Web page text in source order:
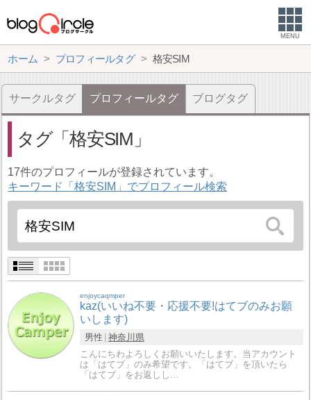
MENU
ホーム プロフィールタグ 格安SIM
サークルタグ プロフィールタグ ブログタグ
タグ 格安SIM
17件のプロフィールが登録されています。
キーワード「格安SIM」でプロフィール検索
enjoycaqmper
kaz(いいね不要・応援不要!はてブのみお願
いします)
男性 神奈川県
こんにちわよろしくお願いいたします。当アカウント
は「はてブ」のみ希望です。「はてブ」を頂いたら
「はてブ」をお返しし…